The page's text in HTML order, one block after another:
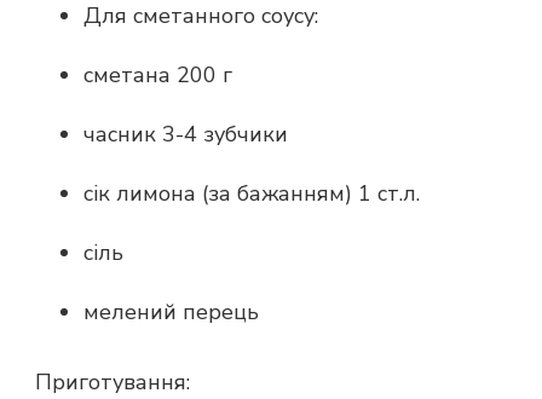
Для сметанного соусу:
сметана 200 г
часник 3-4 зубчики
сік лимона (за бажанням) 1 ст.л.
сіль
мелений перець
Приготування: